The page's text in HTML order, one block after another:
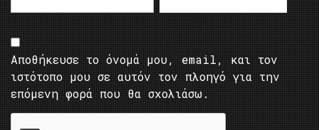
Αποθήκευσε το όνομά μου, email, και τον
ιστότοπο μου σε αυτόν τον πλοηγό για την
επόμενη φορά που θα σχολιάσω.